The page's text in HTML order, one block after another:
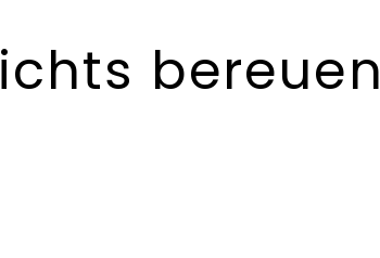
bereuen